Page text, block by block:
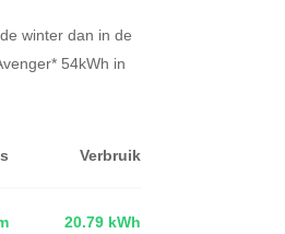
winter dan in de
54kWh in
Verbruik
20.79 kWh